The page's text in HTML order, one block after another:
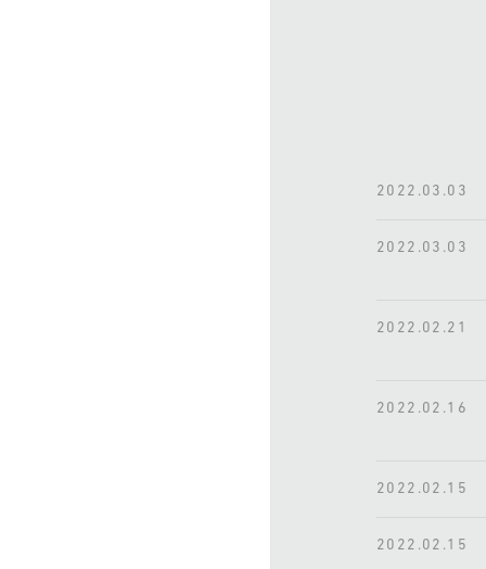
2022.03.03
2022.03.03
2022.02.21
2022.02.16
2022.02.15
2022.02.15